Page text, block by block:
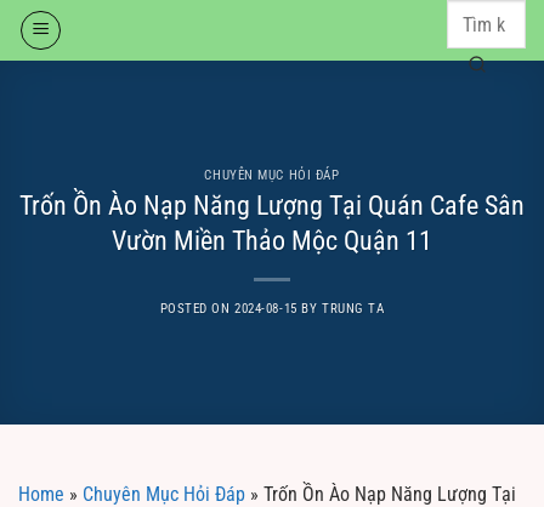
Skip
CHUYÊN MỤC HỎI ĐÁP
Trốn Ồn Ào Nạp Năng Lượng Tại Quán Cafe Sân
Vườn Miền Thảo Mộc Quận 11
POSTED ON2024-08-15 BY TRUNG TA
Home » Chuyên Mục Hỏi Đáp » Trốn Ồn Ào Nạp Năng Lượng Tại